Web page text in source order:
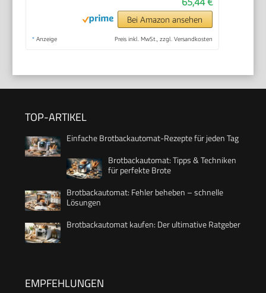
Bei Amazon ansehen
* Anzeige Preis inkl. MwSt., zzgl. Versandkosten
TOP-ARTIKEL
Einfache Brotbackautomat-Rezepte für jeden Tag
Brotbackautomat: Tipps & Techniken
für perfekte Brote
Brotbackautomat: Fehler beheben – schnelle
Lösungen
Brotbackautomat kaufen: Der ultimative Ratgeber
EMPFEHLUNGEN